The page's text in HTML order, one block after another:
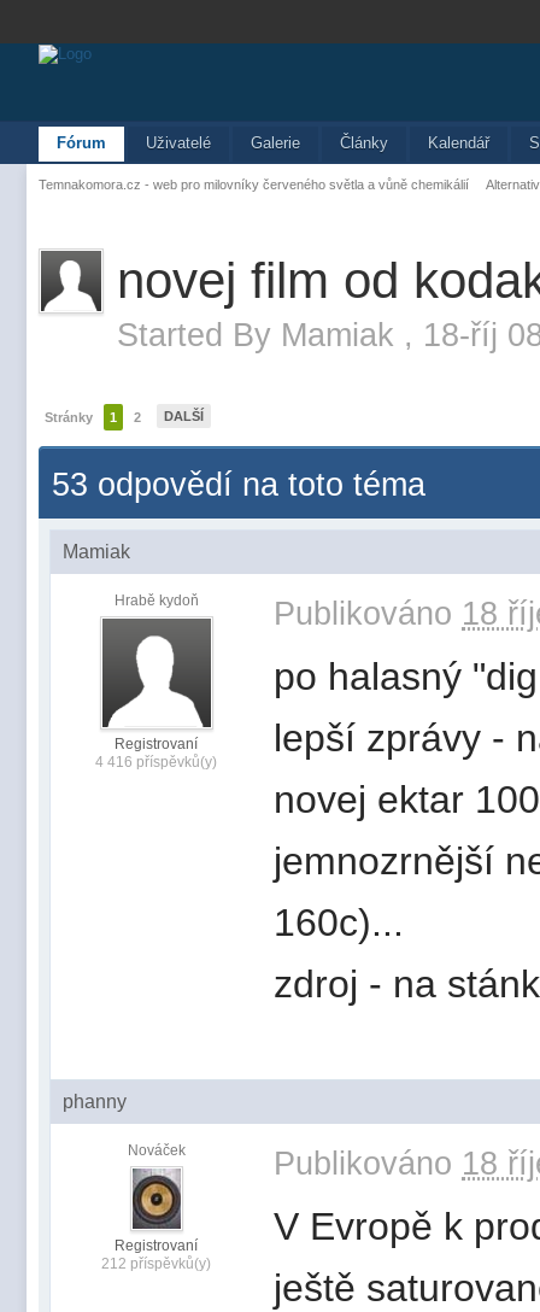
Fórum Uživatelé Galerie Články Kalendář
Temnakomora.cz - web pro milovníky červeného světla a vůně chemikálií
novej film od
Started By Mamiak , 18-říj
Stránky 1 2 DALŠÍ
53 odpovědí na toto téma
Mamiak
Hrabě kydoň
Registrovaní
4 416 příspěvků(y)
Publikováno 18
po halasný
lepší zprávy -
novej ektar
jemnozrnější
160c)...
zdroj - na
phanny
Nováček
Registrovaní
212 příspěvků(y)
Publikováno 18
V Evropě k
ještě